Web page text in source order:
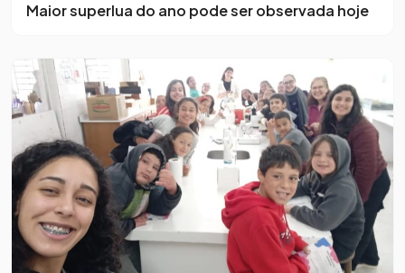
Maior superlua do ano pode ser observada hoje